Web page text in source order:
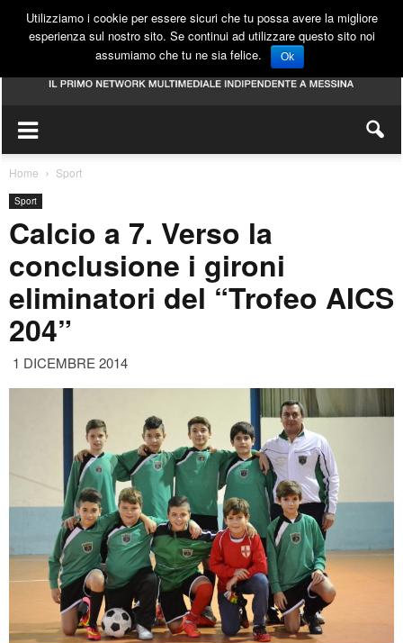
Home Sport
Sport
Calcio a 7. Verso la
conclusione i gironi
eliminatori del “Trofeo AICS
204”
1 DICEMBRE 2014
Utilizziamo i cookie per essere sicuri che tu possa avere la migliore
esperienza sul nostro sito. Se continui ad utilizzare questo sito noi
assumiamo che tu ne sia felice.
Ok